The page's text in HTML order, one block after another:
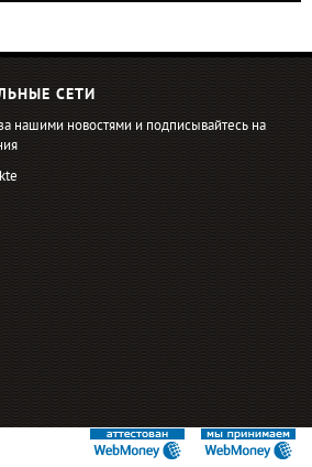
СЕТИ
нашими новостями и подписывайтесь на